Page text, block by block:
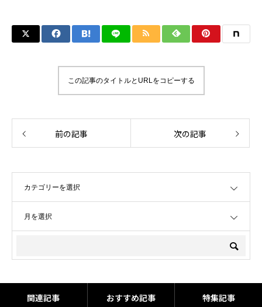
この記事のタイトルとURLをコピーする
前の記事 次の記事
OPEN
OPEN
関連記事 おすすめ記事 特集記事